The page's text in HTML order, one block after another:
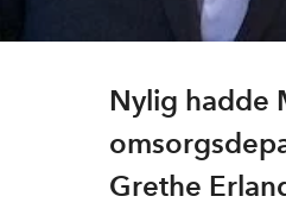
Nylig hadde
Grethe